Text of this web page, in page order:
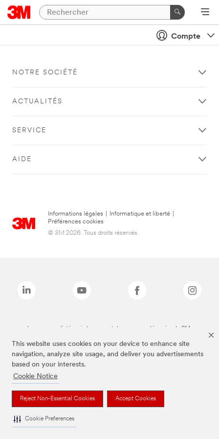
This website uses cookies on your device to enhance site
navigation, analyze site usage, and deliver you advertisements
based on your interests.
Cookie Notice
Reject Non-Essential Cookies Accept Cookies
Cookie Preferences
Compte
NOTRE SOCIÉTÉ
ACTUALITÉS
SERVICE
AIDE
Informations légales Informatique et liberté
Préférences cookies
© 3M 2026. Tous droits réservés.
Les marques listées ci-dessus sont des marques déposées de 3M.